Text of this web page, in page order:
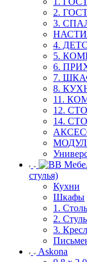
2.
3.
4.
5.
6.
7.
8.
11.
12.
14.
стулья)
Кухни
Шкафы
1.
2.
3.
Askona